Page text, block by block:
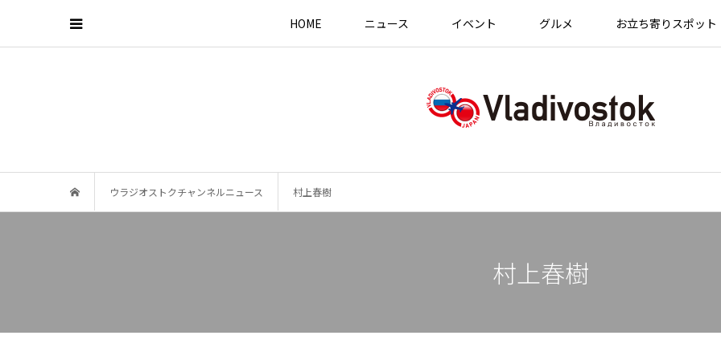
HOME ニュース イベント グルメ お立ち寄りスポット
ウラジオストクチャンネルニュース 村上春樹
村上春樹